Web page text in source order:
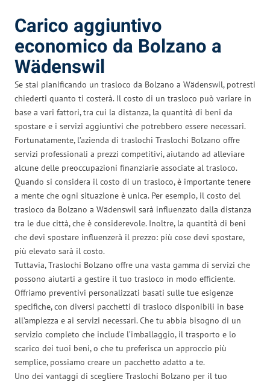
Carico aggiuntivo
economico da Bolzano a
Wädenswil
Se stai pianificando un trasloco da Bolzano a Wädenswil, potresti
chiederti quanto ti costerà. Il costo di un trasloco può variare in
base a vari fattori, tra cui la distanza, la quantità di beni da
spostare e i servizi aggiuntivi che potrebbero essere necessari.
Fortunatamente, l’azienda di traslochi Traslochi Bolzano offre
servizi professionali a prezzi competitivi, aiutando ad alleviare
alcune delle preoccupazioni finanziarie associate al trasloco.
Quando si considera il costo di un trasloco, è importante tenere
a mente che ogni situazione è unica. Per esempio, il costo del
trasloco da Bolzano a Wädenswil sarà influenzato dalla distanza
tra le due città, che è considerevole. Inoltre, la quantità di beni
che devi spostare influenzerà il prezzo: più cose devi spostare,
più elevato sarà il costo.
Tuttavia, Traslochi Bolzano offre una vasta gamma di servizi che
possono aiutarti a gestire il tuo trasloco in modo efficiente.
Offriamo preventivi personalizzati basati sulle tue esigenze
specifiche, con diversi pacchetti di trasloco disponibili in base
all’ampiezza e ai servizi necessari. Che tu abbia bisogno di un
servizio completo che include l’imballaggio, il trasporto e lo
scarico dei tuoi beni, o che tu preferisca un approccio più
semplice, possiamo creare un pacchetto adatto a te.
Uno dei vantaggi di scegliere Traslochi Bolzano per il tuo